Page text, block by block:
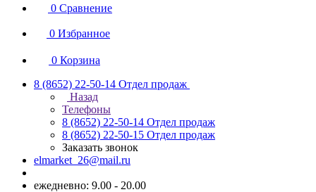
0 Сравнение
0 Избранное
0 Корзина
8 (8652) 22-50-14 Отдел продаж
Назад
Телефоны
8 (8652) 22-50-14 Отдел продаж
8 (8652) 22-50-15 Отдел продаж
Заказать звонок
elmarket_26@mail.ru
ежедневно: 9.00 - 20.00